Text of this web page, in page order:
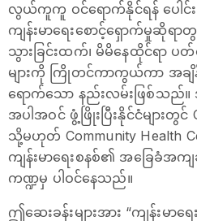
လွယ်ကူကူ ဝင်ရောက်နိုင်ရန် ပေါင်
ကျန်းမာရေးစောင့်ရှောက်မှုဆိုရာ
သွားခြင်းထက်၊ မိမိနေထိုင်ရာ ပတ်
များကို ကြိုတင်ကာကွယ်ကာ အခ
ရောက်သော နည်းလမ်းဖြစ်သည်။
အပါအဝင် ဖွံ့ဖြိုးပြီးနိုင်ငံများတွင်
သို့မဟုတ် Community Health
ကျန်းမာရေးစနစ်၏ အခြေခံအက
ကဏ္ဍမှ ပါဝင်နေသည်။
ဤဆေးခန်းများအား “ကျန်းမာ